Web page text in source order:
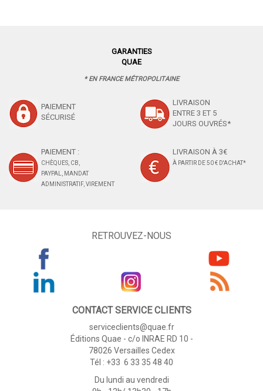
GARANTIES
QUAE
* EN FRANCE MÉTROPOLITAINE
PAIEMENT
SÉCURISÉ
LIVRAISON
ENTRE 3 ET 5
JOURS OUVRÉS*
PAIEMENT :
CHÈQUES, CB,
PAYPAL, MANDAT
ADMINISTRATIF, VIREMENT
LIVRAISON À 3€
À PARTIR DE 50 € D'ACHAT*
RETROUVEZ-NOUS
CONTACT SERVICE CLIENTS
serviceclients@quae.fr
Éditions Quae - c/o INRAE RD 10 -
78026 Versailles Cedex
Tél : +33 6 33 35 48 40
Du lundi au vendredi